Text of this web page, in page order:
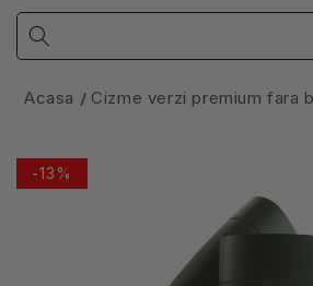
Acasa Cizme verzi premium fara
-13%